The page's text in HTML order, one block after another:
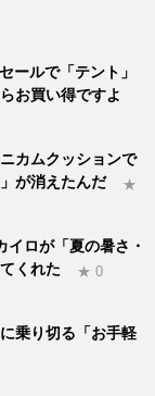
ールで「テント」
お買い得ですよ
カムクッションで
が消えたんだ
★
ロが「夏の暑さ・
くれた
★ 0
乗り切る「お手軽